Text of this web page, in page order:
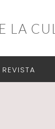
LA
REVISTA